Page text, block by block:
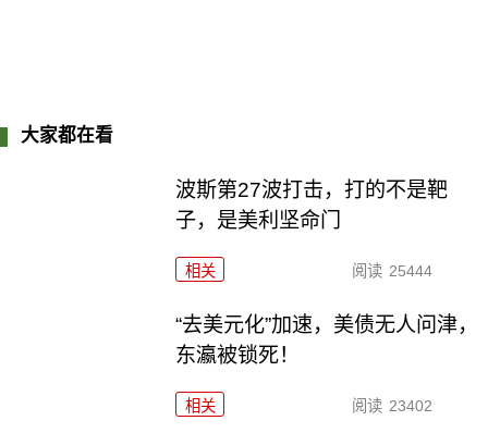
大家都在看
波斯第27波打击，打的不是靶
子，是美利坚命门
相关 阅读 25444
“去美元化”加速，美债无人问津，
东瀛被锁死！
相关 阅读 23402